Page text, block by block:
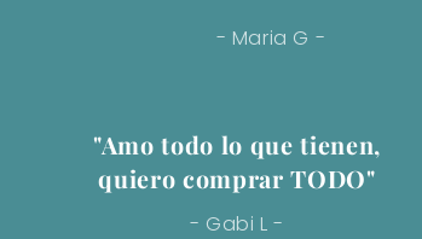
- Maria G -
"Amo todo lo que tienen,
quiero comprar TODO"
- Gabi L -